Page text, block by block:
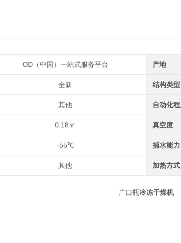
OD（中国）一站式服务平台 产地
全新 结构类型
其他 自动化
0.18㎡ 真空度
-55℃ 捕水能力
其他 加热方式
广口瓶冷冻干燥机